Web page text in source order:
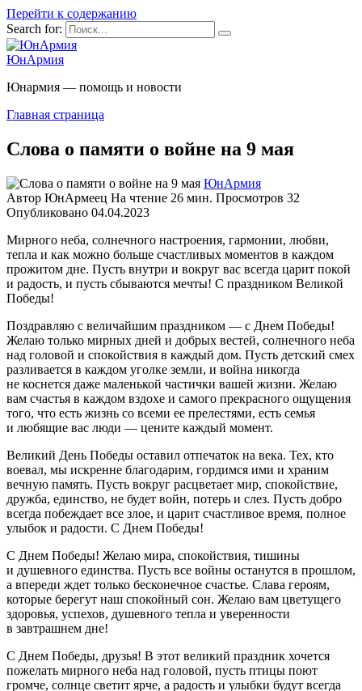
Перейти к содержанию
Search for:
ЮнАрмия
Юнармия — помощь и новости
Главная страница
Слова о памяти о войне на 9 мая
ЮнАрмия
Автор ЮнАрмеец На чтение 26 мин. Просмотров 32
Опубликовано 04.04.2023
Мирного неба, солнечного настроения, гармонии, любви,
тепла и как можно больше счастливых моментов в каждом
прожитом дне. Пусть внутри и вокруг вас всегда царит покой
и радость, и пусть сбываются мечты! С праздником Великой
Победы!
Поздравляю с величайшим праздником — с Днем Победы!
Желаю только мирных дней и добрых вестей, солнечного неба
над головой и спокойствия в каждый дом. Пусть детский смех
разливается в каждом уголке земли, и война никогда
не коснется даже маленькой частички вашей жизни. Желаю
вам счастья в каждом вздохе и самого прекрасного ощущения
того, что есть жизнь со всеми ее прелестями, есть семья
и любящие вас люди — цените каждый момент.
Великий День Победы оставил отпечаток на века. Тех, кто
воевал, мы искренне благодарим, гордимся ими и храним
вечную память. Пусть вокруг расцветает мир, спокойствие,
дружба, единство, не будет войн, потерь и слез. Пусть добро
всегда побеждает все злое, и царит счастливое время, полное
улыбок и радости. С Днем Победы!
С Днем Победы! Желаю мира, спокойствия, тишины
и душевного единства. Пусть все войны останутся в прошлом,
а впереди ждет только бесконечное счастье. Слава героям,
которые берегут наш спокойный сон. Желаю вам цветущего
здоровья, успехов, душевного тепла и уверенности
в завтрашнем дне!
С Днем Победы, друзья! В этот великий праздник хочется
пожелать мирного неба над головой, пусть птицы поют
громче, солнце светит ярче, а радость и улыбки будут всегда